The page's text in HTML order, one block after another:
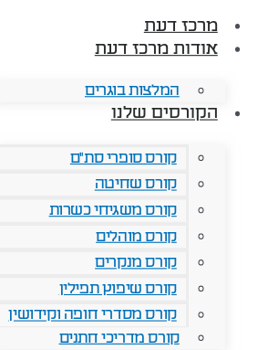
מרכז דעת
אודות מרכז דעת
המלצות בוגרים
הקורסים שלנו
קורס סופרי סת"ם
קורס שחיטה
קורס משגיחי כשרות
קורס מוהלים
קורס מנקרים
קורס שיפוץ תפילין
קורס מסדרי חופה וקידושין
קורס מדריכי חתנים